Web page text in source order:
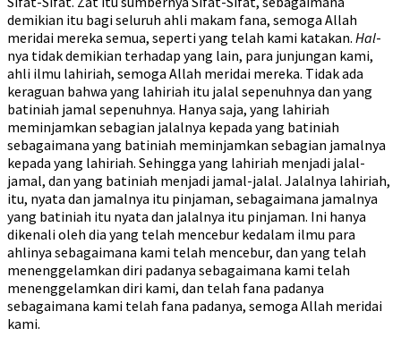
demikian itu bagi seluruh ahli makam fana, semoga Allah
meridai mereka semua, seperti yang telah kami katakan. Hal-
nya tidak demikian terhadap yang lain, para junjungan kami,
ahli ilmu lahiriah, semoga Allah meridai mereka. Tidak ada
keraguan bahwa yang lahiriah itu jalal sepenuhnya dan yang
batiniah jamal sepenuhnya. Hanya saja, yang lahiriah
meminjamkan sebagian jalalnya kepada yang batiniah
sebagaimana yang batiniah meminjamkan sebagian jamalnya
kepada yang lahiriah. Sehingga yang lahiriah menjadi jalal-
jamal, dan yang batiniah menjadi jamal-jalal. Jalalnya lahiriah,
itu, nyata dan jamalnya itu pinjaman, sebagaimana jamalnya
yang batiniah itu nyata dan jalalnya itu pinjaman. Ini hanya
dikenali oleh dia yang telah mencebur kedalam ilmu para
ahlinya sebagaimana kami telah mencebur, dan yang telah
menenggelamkan diri padanya sebagaimana kami telah
menenggelamkan diri kami, dan telah fana padanya
sebagaimana kami telah fana padanya, semoga Allah meridai
kami.